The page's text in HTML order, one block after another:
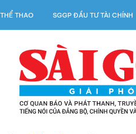
THAO SGGP ĐẦU TƯ TÀI CHÍNH